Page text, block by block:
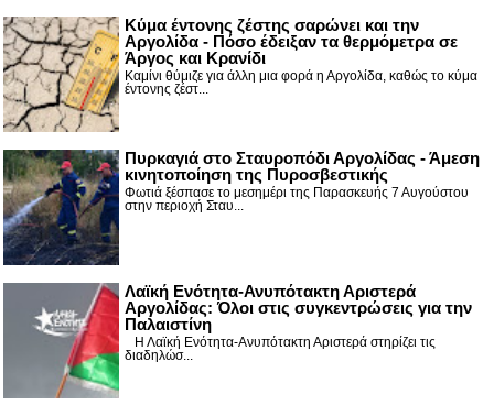
Κύμα έντονης ζέστης σαρώνει και την
Αργολίδα - Πόσο έδειξαν τα θερμόμετρα σε
Άργος και Κρανίδι
Καμίνι θύμιζε για άλλη μια φορά η Αργολίδα, καθώς το κύμα
έντονης ζέστ...
Πυρκαγιά στο Σταυροπόδι Αργολίδας - Άμεση
κινητοποίηση της Πυροσβεστικής
Φωτιά ξέσπασε το μεσημέρι της Παρασκευής 7 Αυγούστου
στην περιοχή Σταυ...
Λαϊκή Ενότητα-Ανυπότακτη Αριστερά
Αργολίδας: Όλοι στις συγκεντρώσεις για την
Παλαιστίνη
Η Λαϊκή Ενότητα-Ανυπότακτη Αριστερά στηρίζει τις
διαδηλώσ...